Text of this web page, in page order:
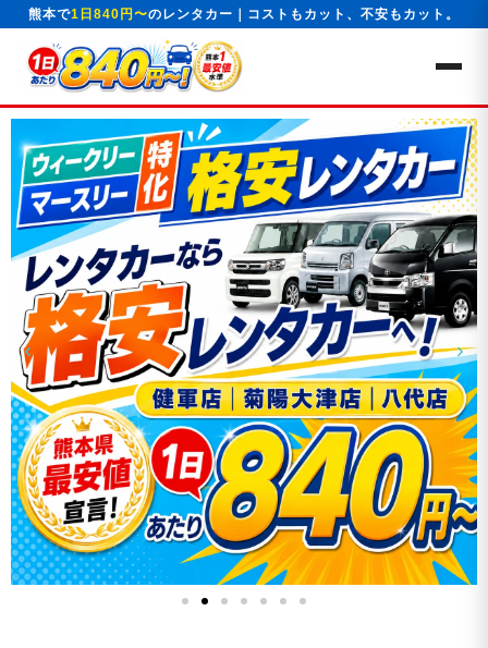
熊本で1日840円〜のレンタカー｜コストもカット、不安もカット。